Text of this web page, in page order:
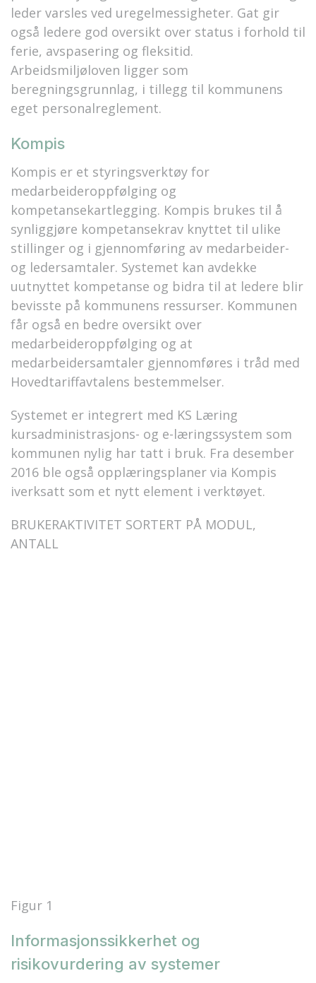
leder varsles ved uregelmessigheter. Gat gir
også ledere god oversikt over status i forhold til
ferie, avspasering og fleksitid.
Arbeidsmiljøloven ligger som
beregningsgrunnlag, i tillegg til kommunens
eget personalreglement.
Kompis
Kompis er et styringsverktøy for
medarbeideroppfølging og
kompetansekartlegging. Kompis brukes til å
synliggjøre kompetansekrav knyttet til ulike
stillinger og i gjennomføring av medarbeider-
og ledersamtaler. Systemet kan avdekke
uutnyttet kompetanse og bidra til at ledere blir
bevisste på kommunens ressurser. Kommunen
får også en bedre oversikt over
medarbeideroppfølging og at
medarbeidersamtaler gjennomføres i tråd med
Hovedtariffavtalens bestemmelser.
Systemet er integrert med KS Læring
kursadministrasjons- og e-læringssystem som
kommunen nylig har tatt i bruk. Fra desember
2016 ble også opplæringsplaner via Kompis
iverksatt som et nytt element i verktøyet.
BRUKERAKTIVITET SORTERT PÅ MODUL,
ANTALL
Figur 1
Informasjonssikkerhet og
risikovurdering av systemer